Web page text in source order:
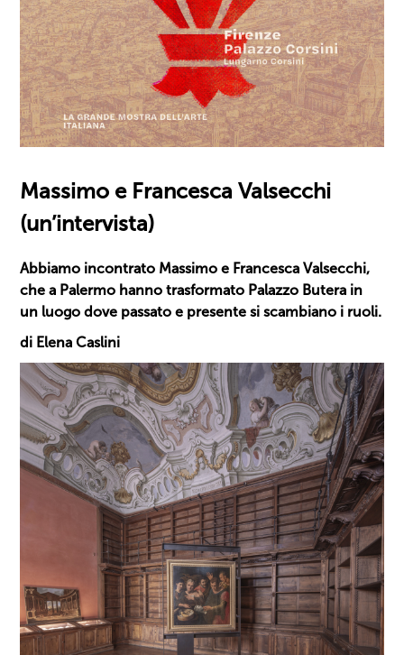
Massimo e Francesca Valsecchi
(un’intervista)
Abbiamo incontrato Massimo e Francesca Valsecchi,
che a Palermo hanno trasformato Palazzo Butera in
un luogo dove passato e presente si scambiano i ruoli.
di Elena Caslini